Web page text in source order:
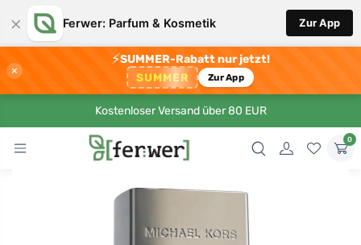
× Ferwer: Parfum & Kosmetik Zur App
×
⚡SUMMER-Rabatt nur jetzt!
SUMMER Zur App
Kostenloser Versand über 80 EUR
0